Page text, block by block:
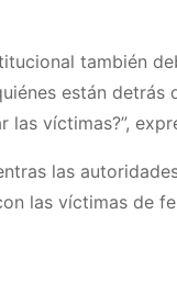
también
están
las víctimas?”,
las
las víctimas de